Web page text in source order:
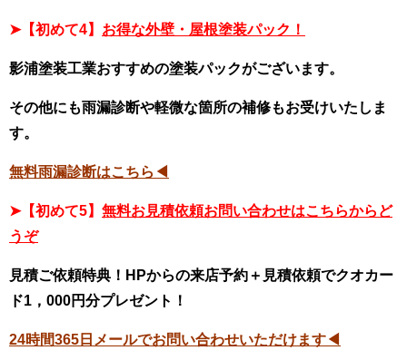
➤【初めて4】 お得な外壁・屋根塗装パック！
影浦塗装工業おすすめの塗装パックがございます。
その他にも雨漏診断や軽微な箇所の補修もお受けいたしま
す。
無料雨漏診断はこちら◀
➤【初めて5】 無料お見積依頼お問い合わせはこちらからど
うぞ
見積ご依頼特典！HPからの来店予約＋見積依頼でクオカー
ド1，000円分プレゼント！
24時間365日メールでお問い合わせいただけます◀